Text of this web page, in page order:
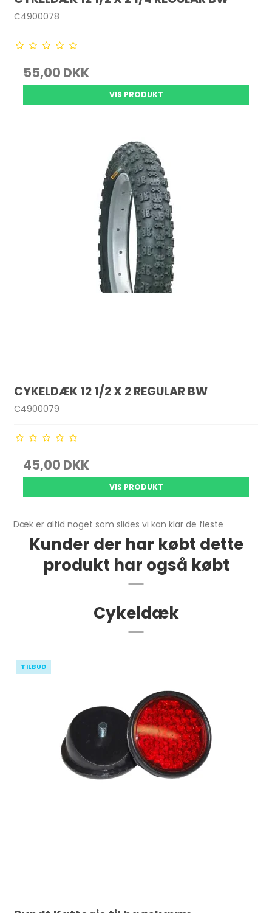
C4900078
55,00 DKK
VIS PRODUKT
CYKELDÆK 12 1/2 X 2 REGULAR BW
C4900079
45,00 DKK
VIS PRODUKT
Dæk er altid noget som slides vi kan klar de fleste
Kunder der har købt dette
produkt har også købt
Cykeldæk
TILBUD